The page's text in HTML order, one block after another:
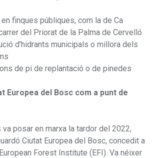
finques públiques, com la de Ca
del Priorat de la Palma de Cervelló
d’hidrants municipals o millora dels
de pi de replantació o de pinedes
Europea del Bosc com a punt de
posar en marxa la tardor del 2022,
Ciutat Europea del Bosc, concedit a
Forest Institute (EFI). Va néixer